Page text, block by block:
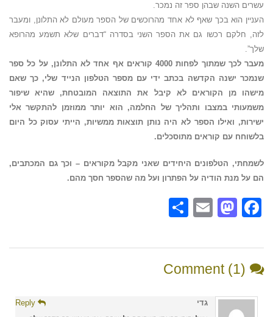
עשרים השנה שבהן ספר זה נמכר.
העניין הוא בכך שאף לא אחד מהרוכשים של הספר מעולם לא התלונן, ומעבר
לזה, חלקם רכשו גם את הספר השני בסדרה “דברים שלא תשמע מהרופא
שלך”.
מעבר לכך שמתוך לפחות 4000 קוראים אף אחד לא התלונן, על כל ספר
שנמכר ישנה הקדשה בכתב ידי עם מספר הטלפון הנייד שלי, כך שאם
מישהו מן הקוראים לא קיבל את התוצאה המובטחת, שהיא שיפור
משמעותי במצבו ותהליך של החלמה, הוא יותר ממוזמן להתקשר אלי
ישירות, ואילו הספר לא היה נותן תוצאות ממשיות, הייתי עסוק כל היום
בלשוחח עם קוראים מתוסכלים.
לשמחתי, הטלפונים היחידים שאני מקבל מקוראים – וכך גם המכתבים,
הם על מנת הודיה על הפתרון ועל מה שהספר חסך מהם.
Facebook
Mastodon
Email
Comment (1)
גדי